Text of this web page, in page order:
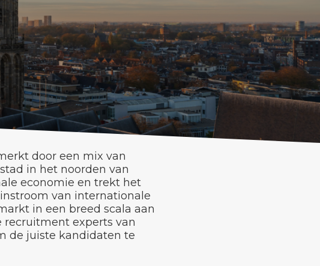
door een mix van
in het noorden van
economie en trekt het
van internationale
in een breed scala aan
recruitment experts van
de juiste kandidaten te